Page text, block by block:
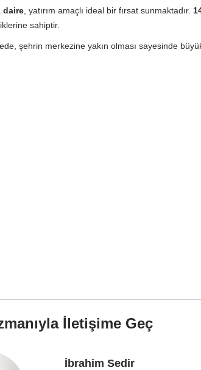
daire , yatırım amaçlı ideal bir fırsat sunmaktadır.
sahiptir.
şehrin merkezine yakın olması sayesinde
İletişime Geç
İbrahim Sedir